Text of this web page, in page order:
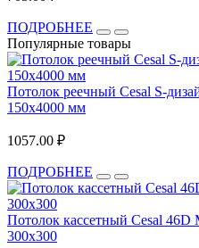
ПОДРОБНЕЕ
Популярные товары
Потолок реечный Cesal S-
150х4000 мм
1057.00 ₽
ПОДРОБНЕЕ
Потолок кассетный Cesal 46D
300х300